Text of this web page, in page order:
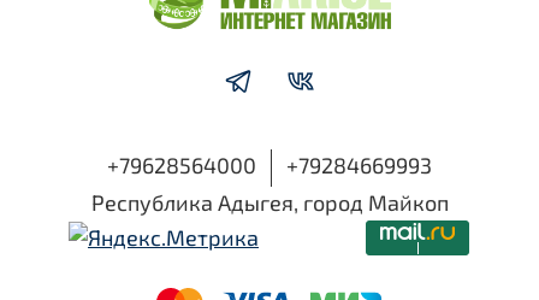
+79628564000
+79284669993
Республика Адыгея, город Майкоп